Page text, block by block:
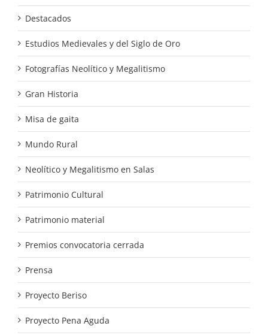
Destacados
Estudios Medievales y del Siglo de Oro
Fotografías Neolítico y Megalitismo
Gran Historia
Misa de gaita
Mundo Rural
Neolítico y Megalitismo en Salas
Patrimonio Cultural
Patrimonio material
Premios convocatoria cerrada
Prensa
Proyecto Beriso
Proyecto Pena Aguda